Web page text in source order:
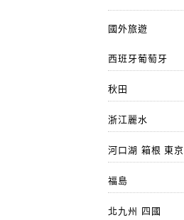
國外旅遊
西班牙葡萄牙
秋田
浙江麗水
河口湖 箱根 東京
福島
北九州 四國